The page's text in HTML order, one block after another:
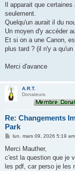
Il apparait que
seulement.
Quelqu'un aurait il du
Un moyen d'y accéder
Et si on a une Canon,
plus tard ? (il n'y a
Merci d'avance
A.R.T.
Donateurs
Re: Changements
Park
M
s
a
g
lun. mars 09, 2026 5:19 am
Merci Mauther,
c'est la question que je
les pdf, car perso je les